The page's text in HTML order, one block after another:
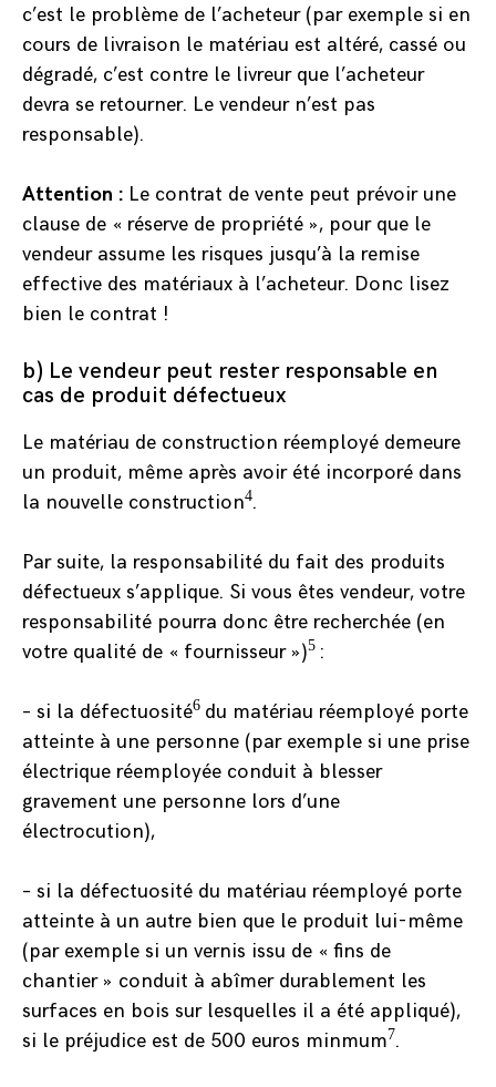
c’est le problème de l’acheteur (par exemple si en
cours de livraison le matériau est altéré, cassé ou
dégradé, c’est contre le livreur que l’acheteur
devra se retourner. Le vendeur n’est pas
responsable).
Attention : Le contrat de vente peut prévoir une
clause de « réserve de propriété », pour que le
vendeur assume les risques jusqu’à la remise
effective des matériaux à l’acheteur. Donc lisez
bien le contrat !
b) Le vendeur peut rester responsable en
cas de produit défectueux
Le matériau de construction réemployé demeure
un produit, même après avoir été incorporé dans
la nouvelle construction4.
Par suite, la responsabilité du fait des produits
défectueux s’applique. Si vous êtes vendeur, votre
responsabilité pourra donc être recherchée (en
votre qualité de « fournisseur »)5 :
– si la défectuosité6 du matériau réemployé porte
atteinte à une personne (par exemple si une prise
électrique réemployée conduit à blesser
gravement une personne lors d’une
électrocution),
– si la défectuosité du matériau réemployé porte
atteinte à un autre bien que le produit lui-même
(par exemple si un vernis issu de « fins de
chantier » conduit à abîmer durablement les
surfaces en bois sur lesquelles il a été appliqué),
si le préjudice est de 500 euros minmum7.